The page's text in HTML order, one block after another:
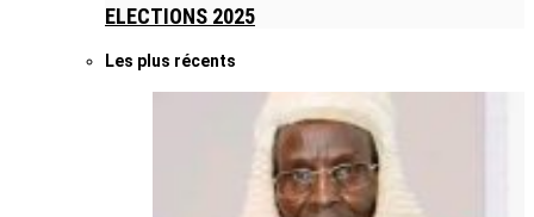
ELECTIONS 2025
Les plus récents